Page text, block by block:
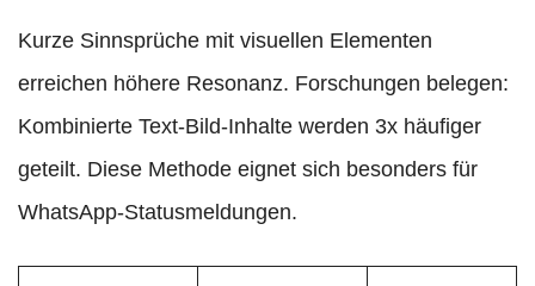
Kurze Sinnsprüche mit visuellen Elementen
erreichen höhere Resonanz. Forschungen belegen:
Kombinierte Text-Bild-Inhalte werden 3x häufiger
geteilt. Diese Methode eignet sich besonders für
WhatsApp-Statusmeldungen.